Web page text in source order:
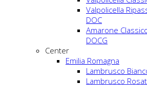
Valpolicella
DOC
Amarone
DOCG
Center
Emilia Romagna
Lambrusco
Lambrusco